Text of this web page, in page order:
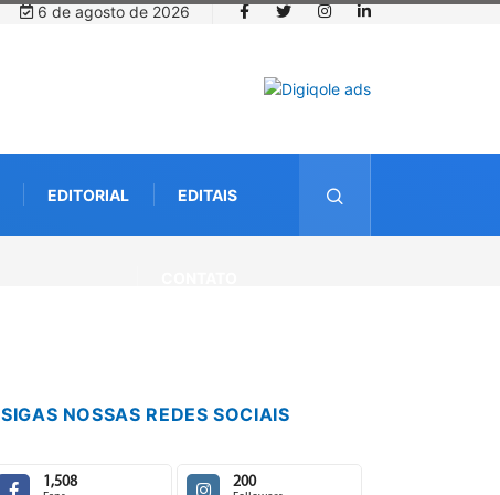
6 de agosto de 2026
EDITORIAL EDITAIS
SIGAS NOSSAS REDES SOCIAIS
1,508 200